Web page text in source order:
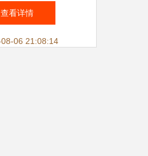
丰嘉园2期楼宇定
家信息资讯与支
查看详情
06 21:08:14